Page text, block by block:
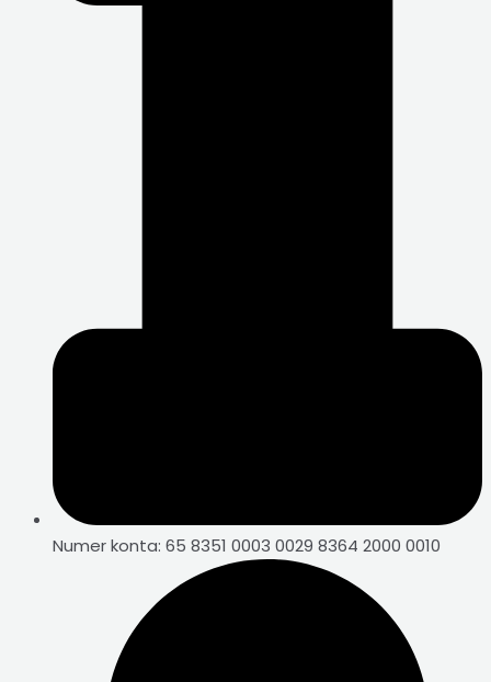
Numer konta: 65 8351 0003 0029 8364 2000 0010